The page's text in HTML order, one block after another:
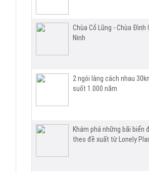
Chùa Cổ Lũng - Chùa Đình
Ninh
2 ngôi làng cách nhau
suốt 1.000 năm
Khám phá những bãi biển
theo đề xuất từ Lonely